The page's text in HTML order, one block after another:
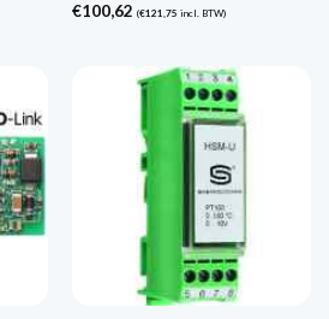
€100,62 (€121,75 incl. BTW)